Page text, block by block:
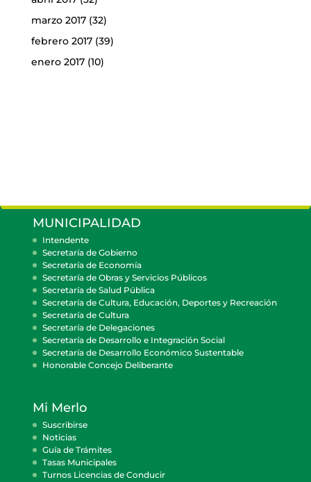
marzo 2017(32)
febrero 2017(39)
enero 2017(10)
MUNICIPALIDAD
Intendente
Secretaría de Gobierno
Secretaría de Economía
Secretaría de Obras y Servicios Públicos
Secretaría de Salud Pública
Secretaría de Cultura, Educación, Deportes y Recreación
Secretaría de Cultura
Secretaría de Delegaciones
Secretaría de Desarrollo e Integración Social
Secretaría de Desarrollo Económico Sustentable
Honorable Concejo Deliberante
Mi Merlo
Suscribirse
Noticias
Guía de Trámites
Tasas Municipales
Turnos Licencias de Conducir